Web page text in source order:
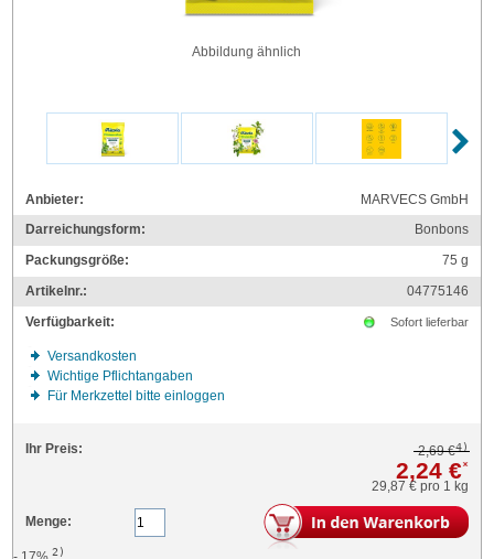
Abbildung ähnlich
Anbieter:
MARVECS GmbH
Darreichungsform:
Bonbons
Packungsgröße:
75g
Artikelnr.:
04775146
Verfügbarkeit:
Sofort lieferbar
Versandkosten
Wichtige Pflichtangaben
Für Merkzettel bitte einloggen
Ihr Preis: 2,69 €4)
2,24 €*
29,87 € pro 1 kg
Menge:
2)